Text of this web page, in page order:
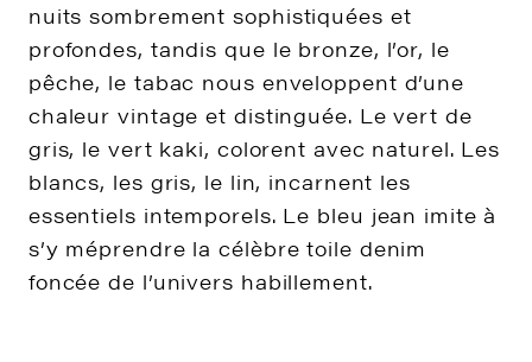
nuits sombrement sophistiquées et
profondes, tandis que le bronze, l’or, le
pêche, le tabac nous enveloppent d’une
chaleur vintage et distinguée. Le vert de
gris, le vert kaki, colorent avec naturel. Les
blancs, les gris, le lin, incarnent les
essentiels intemporels. Le bleu jean imite à
s’y méprendre la célèbre toile denim
foncée de l’univers habillement.